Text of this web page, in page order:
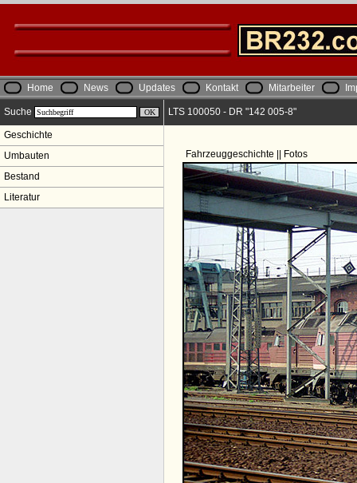
Home News Updates Kontakt Mitarbeiter
Suche
Geschichte
Umbauten
Bestand
Literatur
LTS 100050 - DR "142 005-8"
Fahrzeuggeschichte || Fotos